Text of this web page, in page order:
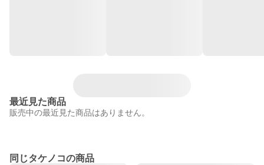
最近見た商品
販売中の最近見た商品はありません。
同じタケノコの商品